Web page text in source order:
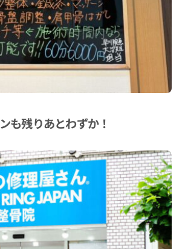
も残りあとわずか！